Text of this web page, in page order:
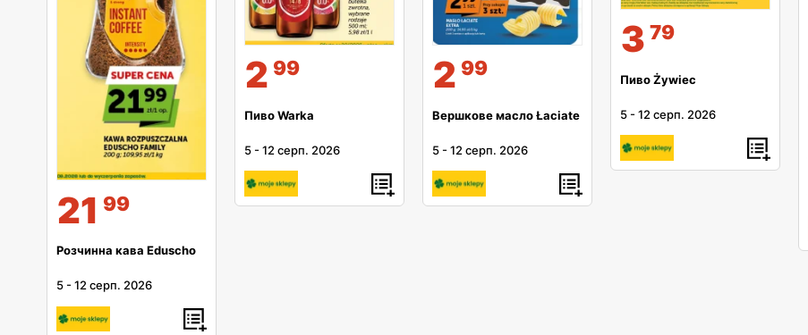
21 99
Розчинна кава Eduscho
5 -12 серп. 2026
2 99
Пиво Warka
5 -12 серп. 2026
2 99
Вершкове масло Łaciate
5 -12 серп. 2026
3 79
Пиво Żywiec
5 -12 серп. 2026